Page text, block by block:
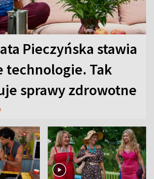
Pieczyńska stawia
technologie. Tak
sprawy zdrowotne